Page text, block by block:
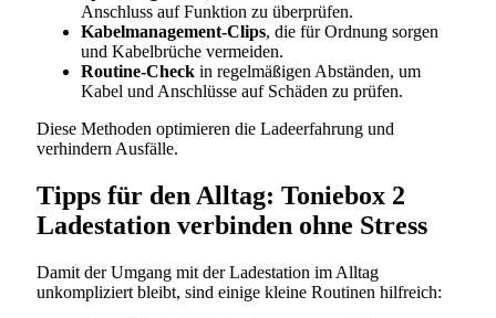
Anschluss auf Funktion zu überprüfen.
Kabelmanagement-Clips, die für Ordnung sorgen
und Kabelbrüche vermeiden.
Routine-Check in regelmäßigen Abständen, um
Kabel und Anschlüsse auf Schäden zu prüfen.
Diese Methoden optimieren die Ladeerfahrung und
verhindern Ausfälle.
Tipps für den Alltag: Toniebox 2
Ladestation verbinden ohne Stress
Damit der Umgang mit der Ladestation im Alltag
unkompliziert bleibt, sind einige kleine Routinen hilfreich: